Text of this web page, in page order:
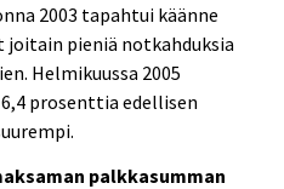
2003 tapahtui käänne
joitain pieniä notkahduksia
Helmikuussa 2005
prosenttia edellisen
palkkasumman